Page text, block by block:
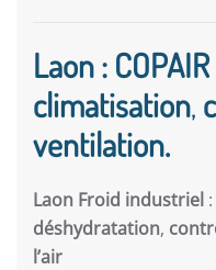
Laon : COPAIR
climatisation,
ventilation.
Laon Froid industriel :
déshydratation,
l’air